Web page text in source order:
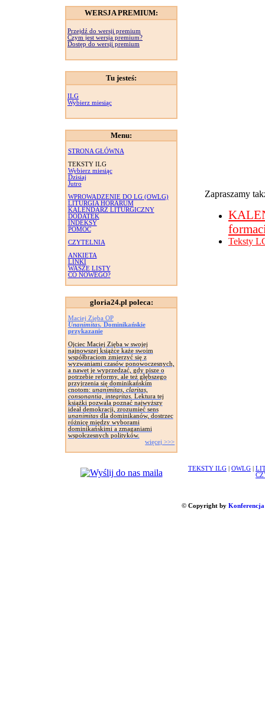
WERSJA PREMIUM:
Przejdź do wersji premium
Czym jest wersja premium?
Dostęp do wersji premium
Tu jesteś:
ILG
Wybierz miesiąc
Menu:
STRONA GŁÓWNA
TEKSTY ILG
Wybierz miesiąc
Dzisiaj
Jutro
WPROWADZENIE DO LG (OWLG)
LITURGIA HORARUM
KALENDARZ LITURGICZNY
DODATEK
INDEKSY
POMOC
CZYTELNIA
ANKIETA
LINKI
WASZE LISTY
CO NOWEGO?
gloria24.pl poleca:
Maciej Zięba OP
Unanimitas. Dominikańskie
przykazanie
Ojciec Maciej Zięba w swojej
najnowszej książce każe swoim
współbraciom zmierzyć się z
wyzwaniami czasów ponowoczesnych,
a nawet je wyprzedzać, gdy pisze o
potrzebie reformy, ale też głębszego
przyjrzenia się dominikańskim
cnotom: unanimitas, claritas,
consonantia, integritas. Lektura tej
książki pozwala poznać najwyższy
ideał demokracji, zrozumieć sens
unanimitasdla dominikanów, dostrzec
różnicę między wyborami
dominikańskimi a zmaganiami
wspołczesnych polityków.
więcej >>>
Zapraszamy
Teksty
TEKSTY ILG OWLG
© Copyright by Konferencja